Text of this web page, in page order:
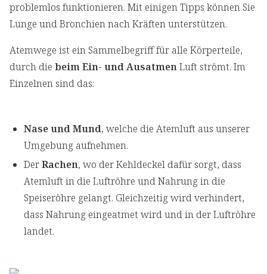
problemlos funktionieren. Mit einigen Tipps können Sie
Lunge und Bronchien nach Kräften unterstützen.
Atemwege ist ein Sammelbegriff für alle Körperteile,
durch die beim Ein- und AusatmenLuft strömt. Im
Einzelnen sind das:
Nase und Mund, welche die Atemluft aus unserer
Umgebung aufnehmen.
DerRachen, wo der Kehldeckel dafür sorgt, dass
Atemluft in die Luftröhre und Nahrung in die
Speiseröhre gelangt. Gleichzeitig wird verhindert,
dass Nahrung eingeatmet wird und in der Luftröhre
landet.